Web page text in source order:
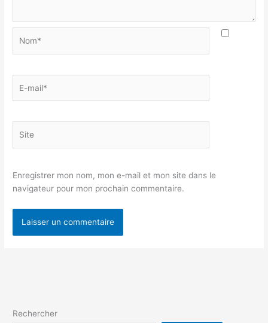
mail*
Enregistrer mon nom, mon e-mail et mon site dans le
navigateur pour mon prochain commentaire.
Rechercher